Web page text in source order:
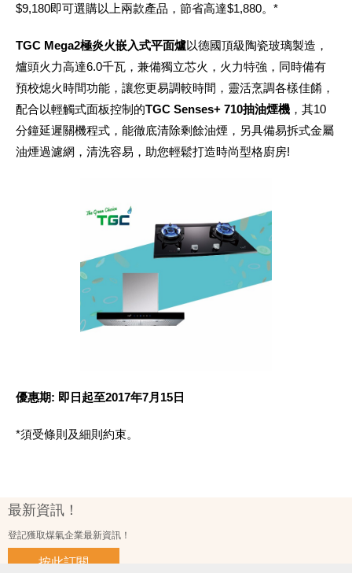
$9,180即可選購以上兩款產品，節省高達$1,880。*
TGC Mega2極炎火嵌入式平面爐以德國頂級陶瓷玻璃製造，
爐頭火力高達6.0千瓦，兼備獨立芯火，火力特強，同時備有
預校熄火時間功能，讓您更易調較時間，靈活烹調各樣佳餚，
配合以輕觸式面板控制的TGC Senses+ 710抽油煙機 ，其10
分鐘延遲關機程式，能徹底清除剩餘油煙，另具備易拆式金屬
油煙過濾網，清洗容易，助您輕鬆打造時尚型格廚房!
優惠期: 即日起至2017年7月15日
*須受條則及細則約束。
最新資訊！
登記獲取煤氣企業最新資訊！
按此訂閱